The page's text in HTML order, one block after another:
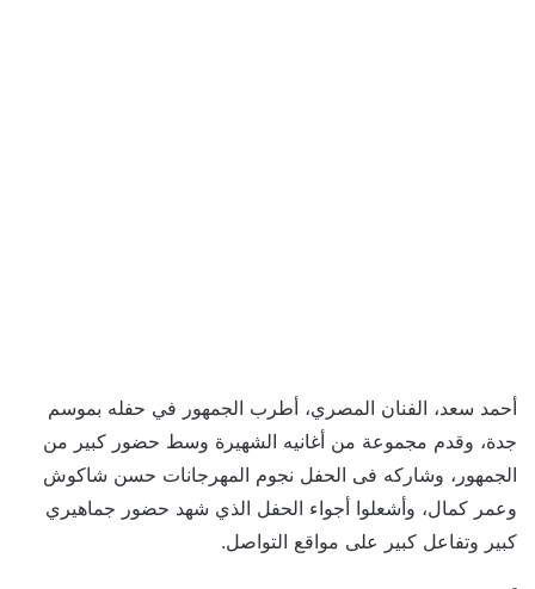
أحمد سعد، الفنان المصري، أطرب الجمهور في حفله بموسم
جدة، وقدم مجموعة من أغانيه الشهيرة وسط حضور كبير من
الجمهور، وشاركه فى الحفل نجوم المهرجانات حسن شاكوش
وعمر كمال، وأشعلوا أجواء الحفل الذي شهد حضور جماهيري
كبير وتفاعل كبير على مواقع التواصل.